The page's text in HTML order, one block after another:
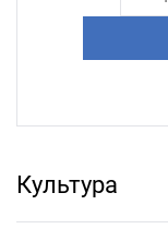
Культура